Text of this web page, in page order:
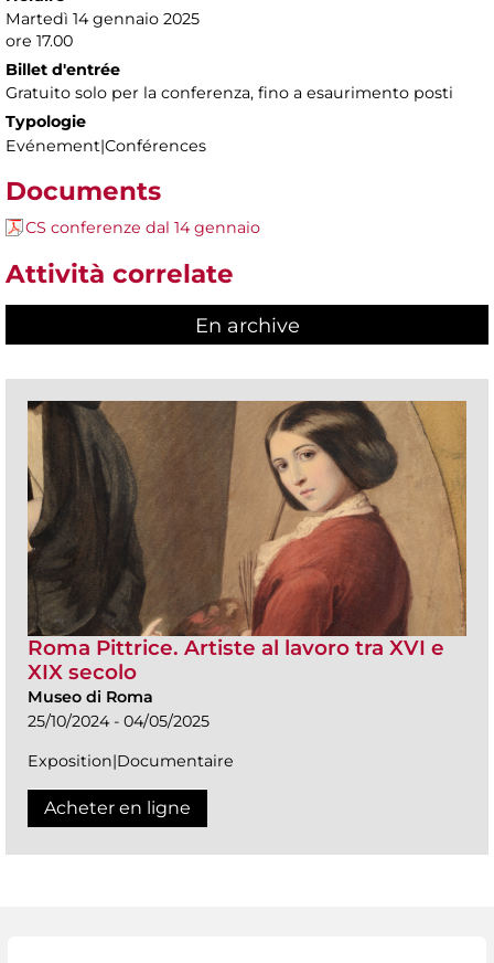
Martedì 14 gennaio 2025
ore 17.00
Billet d'entrée
Gratuito solo per la conferenza, fino a esaurimento posti
Typologie
Evénement|Conférences
Documents
CS conferenze dal 14 gennaio
Attività correlate
En archive
Roma Pittrice. Artiste al lavoro tra XVI e
XIX secolo
Museo di Roma
25/10/2024 - 04/05/2025
Exposition|Documentaire
Acheter en ligne